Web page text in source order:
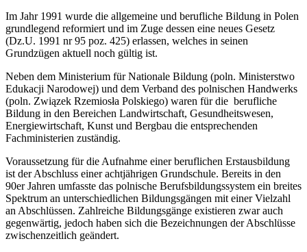
Im Jahr 1991 wurde die allgemeine und berufliche Bildung in Polen
grundlegend reformiert und im Zuge dessen eine neues Gesetz
(Dz.U. 1991 nr 95 poz. 425) erlassen, welches in seinen
Grundzügen aktuell noch gültig ist.
Neben dem Ministerium für Nationale Bildung (poln. Ministerstwo
Edukacji Narodowej) und dem Verband des polnischen Handwerks
(poln. Związek Rzemiosła Polskiego) waren für die berufliche
Bildung in den Bereichen Landwirtschaft, Gesundheitswesen,
Energiewirtschaft, Kunst und Bergbau die entsprechenden
Fachministerien zuständig.
Voraussetzung für die Aufnahme einer beruflichen Erstausbildung
ist der Abschluss einer achtjährigen Grundschule. Bereits in den
90er Jahren umfasste das polnische Berufsbildungssystem ein breites
Spektrum an unterschiedlichen Bildungsgängen mit einer Vielzahl
an Abschlüssen. Zahlreiche Bildungsgänge existieren zwar auch
gegenwärtig, jedoch haben sich die Bezeichnungen der Abschlüsse
zwischenzeitlich geändert.